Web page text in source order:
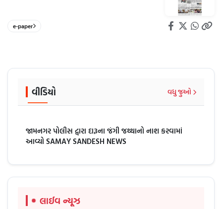
e-paper
વીડિયો વધુ જુઓ
જામનગર પોલીસ દ્વારા દારૂના જંગી જથ્થાનો નાશ કરવામાં
આવ્યો SAMAY SANDESH NEWS
લાઈવ ન્યૂઝ